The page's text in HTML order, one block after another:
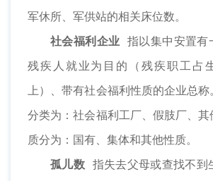
军休所、军供站的相关床位数。
社会福利企业 指以集中安置有
残疾人就业为目的（残疾职工占
上）、带有社会福利性质的企业总
分类为：社会福利工厂、假肢厂、
质分为：国有、集体和其他性质。
孤儿数 指失去父母或查找不到